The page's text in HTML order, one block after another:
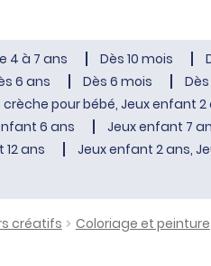
4 à 7 ans Dès 10 mois
6 ans
Dès 6 mois
crèche pour bébé, Jeux enfant 2
6 ans
Jeux enfant 7
ans
Jeux enfant 2 ans,
créatifs Coloriage et peinture